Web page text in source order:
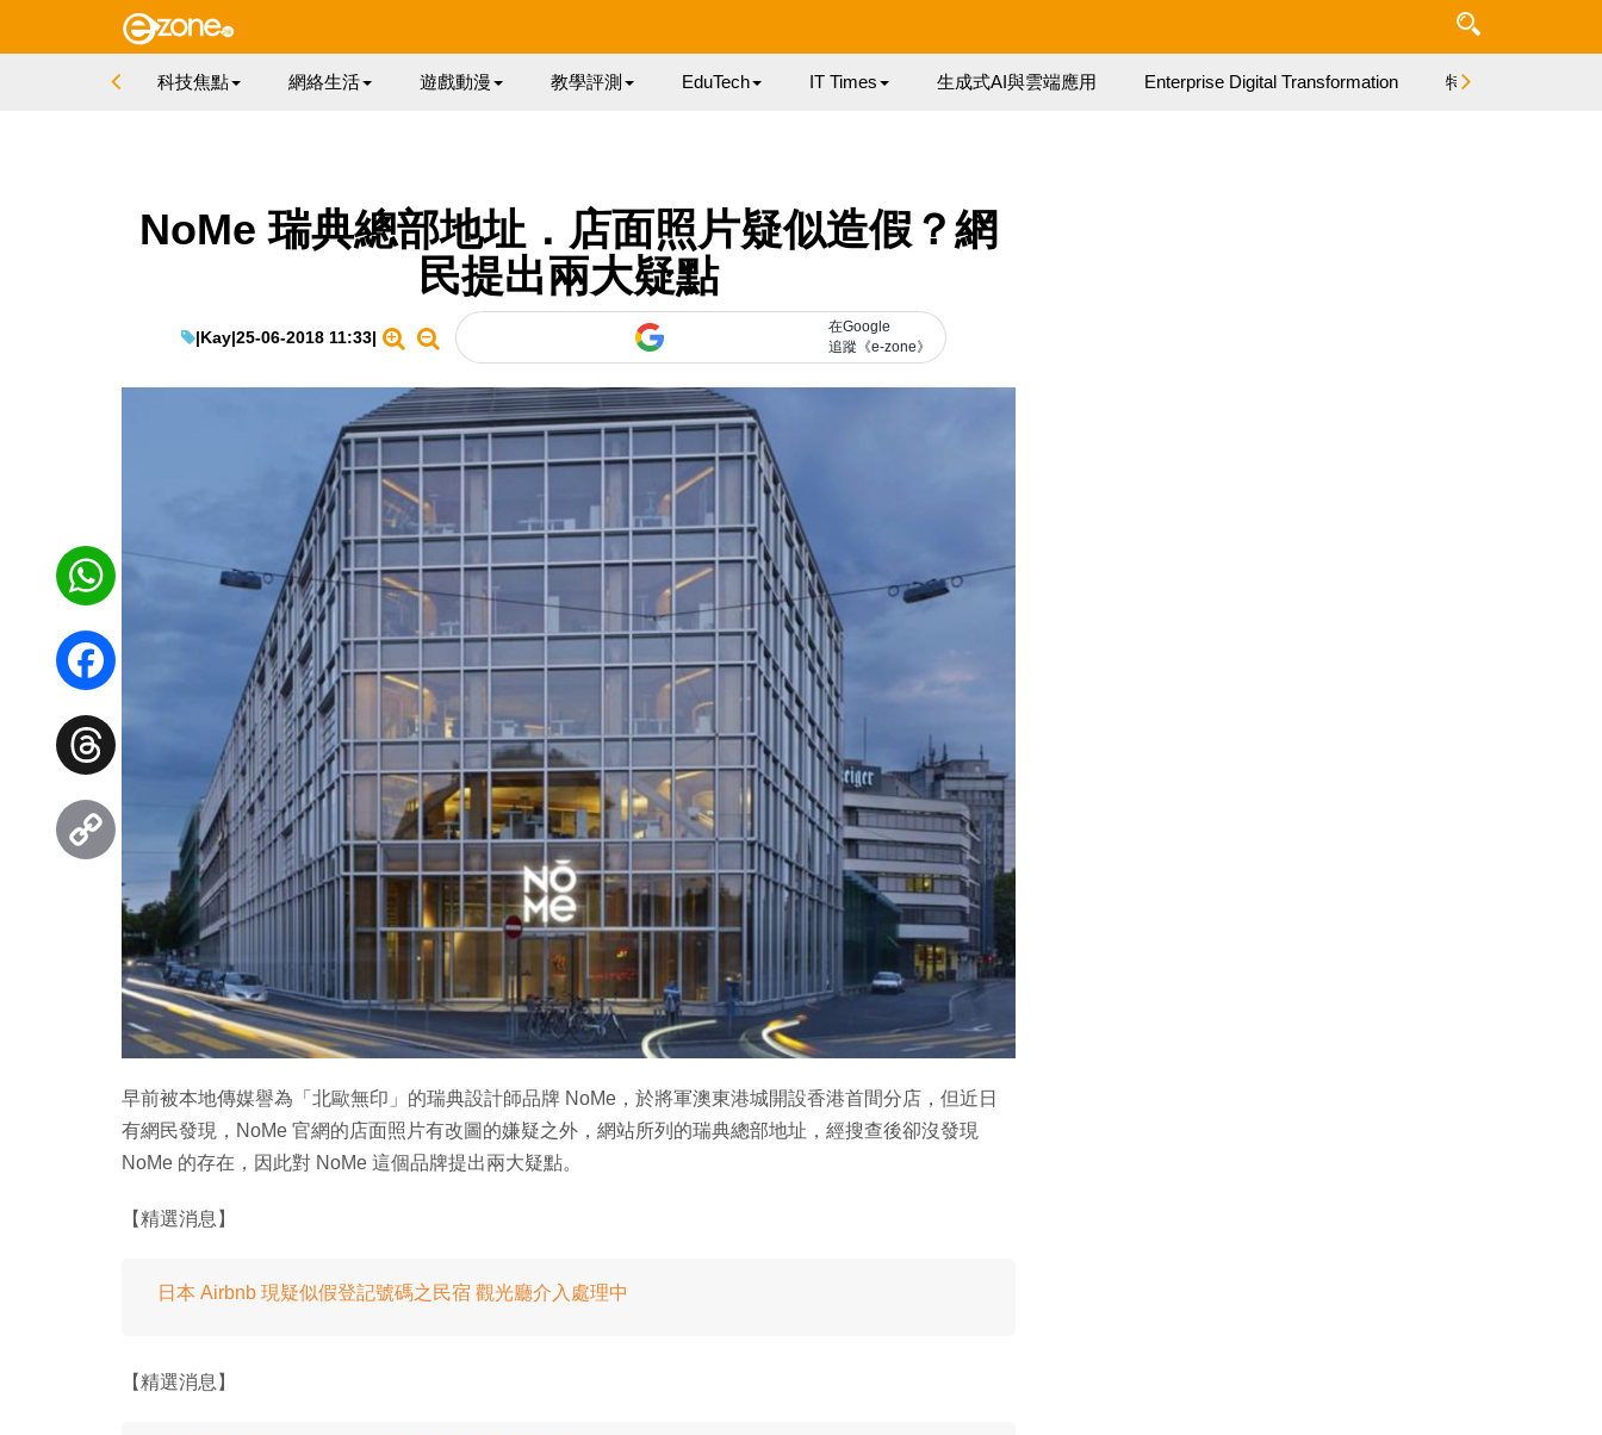
科技焦點 網絡生活 遊戲動漫 教學評測 EduTech IT Times 生成式AI與雲端應用 Enterprise Digital Transformation 特集
NoMe 瑞典總部地址．店面照片疑似造假？網
民提出兩大疑點
|Kay|25-06-2018 11:33|
在Google
追蹤《e-zone》
早前被本地傳媒譽為「北歐無印」的瑞典設計師品牌 NoMe，於將軍澳東港城開設香港首間分店，但近日
有網民發現，NoMe 官網的店面照片有改圖的嫌疑之外，網站所列的瑞典總部地址，經搜查後卻沒發現
NoMe 的存在，因此對 NoMe 這個品牌提出兩大疑點。
【精選消息】
日本 Airbnb 現疑似假登記號碼之民宿 觀光廳介入處理中
【精選消息】
WhatsApp
Facebook
Threads
Copy
Link